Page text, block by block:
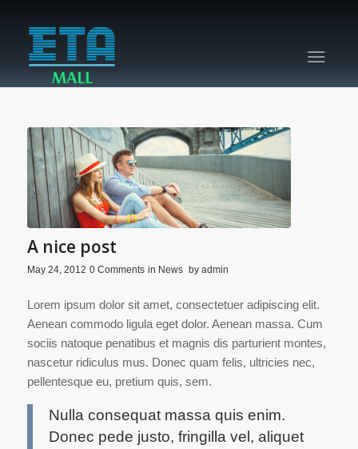
A nice post
May 24, 2012 0 Comments/ in News by admin
Lorem ipsum dolor sit amet, consectetuer adipiscing elit.
Aenean commodo ligula eget dolor. Aenean massa. Cum
sociis natoque penatibus et magnis dis parturient montes,
nascetur ridiculus mus. Donec quam felis, ultricies nec,
pellentesque eu, pretium quis, sem.
Nulla consequat massa quis enim.
Donec pede justo, fringilla vel, aliquet